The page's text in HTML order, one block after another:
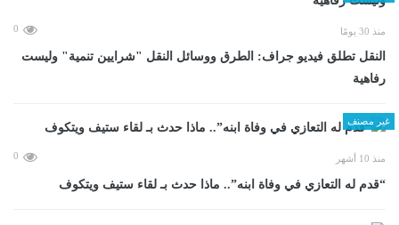
منذ 30 يومًا 0
​النقل تطلق فيديو جراف: الطرق ووسائل النقل "شرايين تنمية" وليست
رفاهية
غير مصنف
منذ 10 أشهر 0
“قدم له التعازي في وفاة ابنه”.. ماذا حدث بـ لقاء ستيف ويتكوف